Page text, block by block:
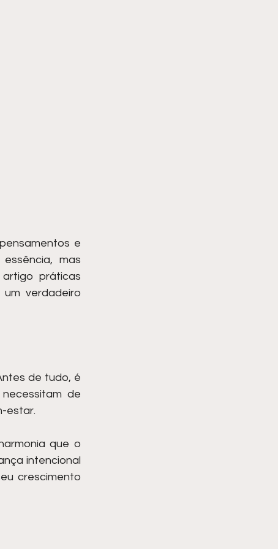
e
mas
práticas
verdadeiro
de tudo, é
de
estar.
que o
intencional
crescimento